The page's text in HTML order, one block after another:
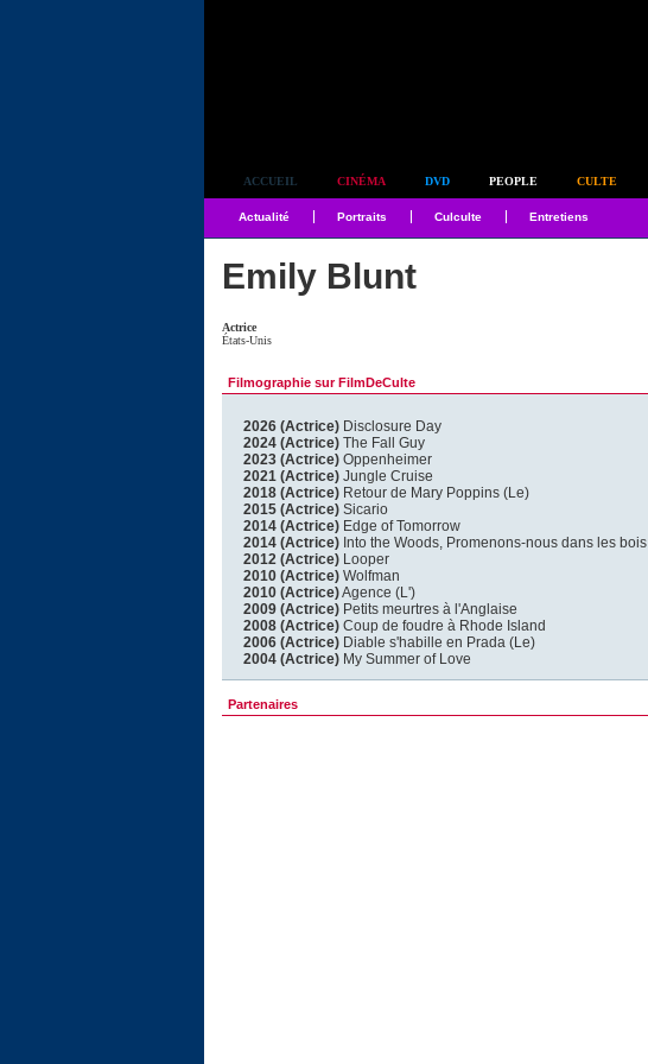
ACCUEIL CINÉMA DVD PEOPLE CULTE
Actualité Portraits Culculte Entretiens
Emily Blunt
Actrice
États-Unis
Filmographie sur FilmDeCulte
2026 (Actrice) Disclosure Day
2024 (Actrice) The Fall Guy
2023 (Actrice) Oppenheimer
2021 (Actrice) Jungle Cruise
2018 (Actrice) Retour de Mary Poppins (Le)
2015 (Actrice) Sicario
2014 (Actrice) Edge of Tomorrow
2014 (Actrice) Into the Woods, Promenons-nous dans les bois
2012 (Actrice) Looper
2010 (Actrice) Wolfman
2010 (Actrice)Agence (L')
2009 (Actrice) Petits meurtres à l'Anglaise
2008 (Actrice) Coup de foudre à Rhode Island
2006 (Actrice) Diable s'habille en Prada (Le)
2004 (Actrice) My Summer of Love
Partenaires